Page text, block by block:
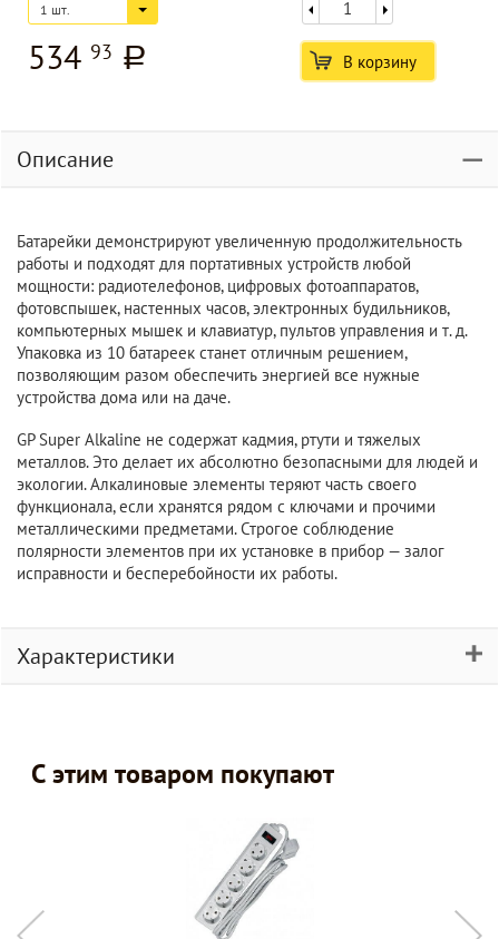
1 шт.
534 93 a В корзину
Описание
Батарейки демонстрируют увеличенную продолжительность
работы и подходят для портативных устройств любой
мощности: радиотелефонов, цифровых фотоаппаратов,
фотовспышек, настенных часов, электронных будильников,
компьютерных мышек и клавиатур, пультов управления и т. д.
Упаковка из 10 батареек станет отличным решением,
позволяющим разом обеспечить энергией все нужные
устройства дома или на даче.
GP Super Alkaline не содержат кадмия, ртути и тяжелых
металлов. Это делает их абсолютно безопасными для людей и
экологии. Алкалиновые элементы теряют часть своего
функционала, если хранятся рядом с ключами и прочими
металлическими предметами. Строгое соблюдение
полярности элементов при их установке в прибор — залог
исправности и бесперебойности их работы.
Характеристики
С этим товаром покупают